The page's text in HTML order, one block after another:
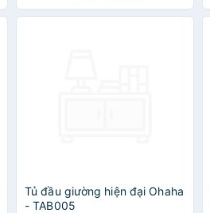
Tủ đầu giường hiện đại Ohaha
- TAB005